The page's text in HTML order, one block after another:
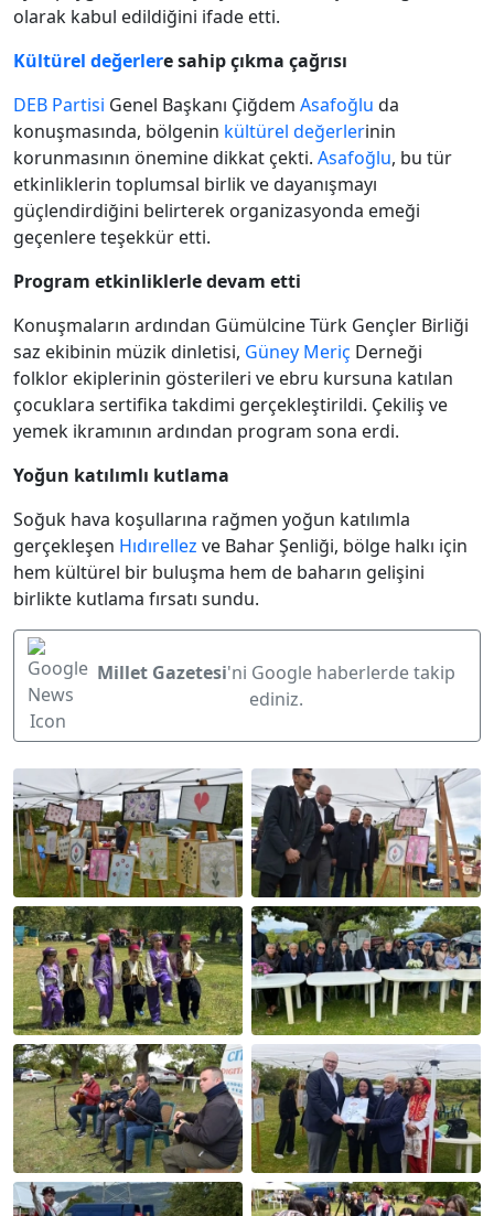
olarak kabul edildiğini ifade etti.
Kültürel değerlere sahip çıkma çağrısı
DEB Partisi Genel Başkanı Çiğdem Asafoğlu da
konuşmasında, bölgenin kültürel değerlerinin
korunmasının önemine dikkat çekti. Asafoğlu, bu tür
etkinliklerin toplumsal birlik ve dayanışmayı
güçlendirdiğini belirterek organizasyonda emeği
geçenlere teşekkür etti.
Program etkinliklerle devam etti
Konuşmaların ardından Gümülcine Türk Gençler Birliği
saz ekibinin müzik dinletisi, Güney Meriç Derneği
folklor ekiplerinin gösterileri ve ebru kursuna katılan
çocuklara sertifika takdimi gerçekleştirildi. Çekiliş ve
yemek ikramının ardından program sona erdi.
Yoğun katılımlı kutlama
Soğuk hava koşullarına rağmen yoğun katılımla
gerçekleşen Hıdırellez ve Bahar Şenliği, bölge halkı için
hem kültürel bir buluşma hem de baharın gelişini
birlikte kutlama fırsatı sundu.
Millet Gazetesi'ni Google haberlerde takip
ediniz.